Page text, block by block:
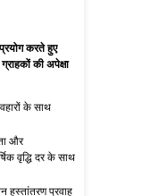
करते हुए
की अपेक्षा
के साथ
और
वृद्धि दर के साथ
हस्तांतरण प्रवाह